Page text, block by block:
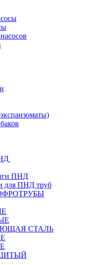
ПНД
для ПНД труб
СТАЛЬ